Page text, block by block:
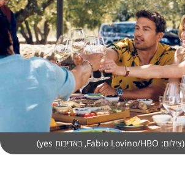
(צילום: Fabio Lovino/HBO, באדיבות yes)